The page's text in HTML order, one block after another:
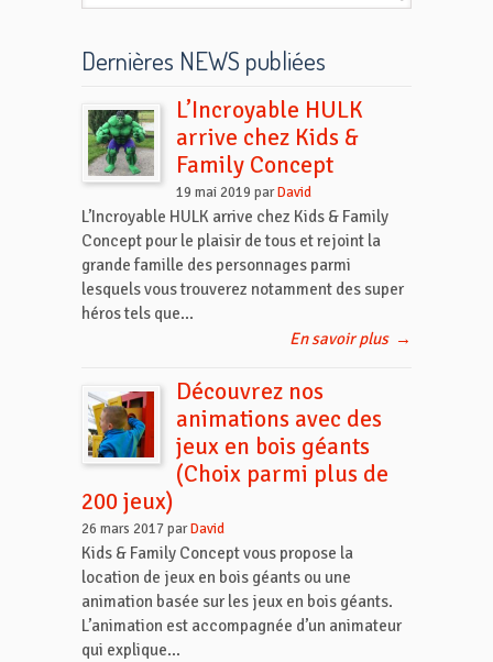
Dernières NEWS publiées
L’Incroyable HULK
arrive chez Kids &
Family Concept
19 mai 2019 parDavid
L’Incroyable HULK arrive chez Kids & Family
Concept pour le plaisir de tous et rejoint la
grande famille des personnages parmi
lesquels vous trouverez notamment des super
héros tels que...
En savoir plus →
Découvrez nos
animations avec des
jeux en bois géants
(Choix parmi plus de
200 jeux)
26 mars 2017 parDavid
Kids & Family Concept vous propose la
location de jeux en bois géants ou une
animation basée sur les jeux en bois géants.
L’animation est accompagnée d’un animateur
qui explique...